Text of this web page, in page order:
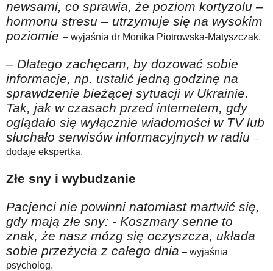
newsami, co sprawia, że poziom kortyzolu –
hormonu stresu – utrzymuje się na wysokim
poziomie – wyjaśnia dr Monika Piotrowska-Matyszczak.
– Dlatego zachęcam, by dozować sobie
informacje, np. ustalić jedną godzinę na
sprawdzenie bieżącej sytuacji w Ukrainie.
Tak, jak w czasach przed internetem, gdy
oglądało się wyłącznie wiadomości w TV lub
słuchało serwisów informacyjnych w radiu –
dodaje ekspertka.
Złe sny i wybudzanie
Pacjenci nie powinni natomiast martwić się,
gdy mają złe sny: - Koszmary senne to
znak, że nasz mózg się oczyszcza, układa
sobie przeżycia z całego dnia – wyjaśnia
psycholog.